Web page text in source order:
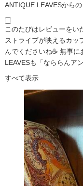
ANTIQUE LEAVESからの
このたびはレビューを
ストライプが映えるカッ
んでくださいね☕ 無事
LEAVESも「なららんア
すべて表示